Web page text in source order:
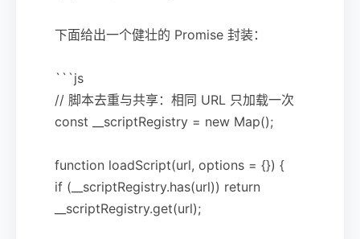
下面给出一个健壮的 Promise 封装：
```js
// 脚本去重与共享：相同 URL 只加载一次
const __scriptRegistry = new Map();
function loadScript(url, options = {}) {
if (__scriptRegistry.has(url)) return
__scriptRegistry.get(url);